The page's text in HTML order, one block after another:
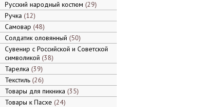
Русский народный костюм 29
Ручка 12
Самовар 48
Солдатик оловянный 50
Сувенир с Российской и Советской
символикой 38
Тарелка 39
Текстиль 26
Товары для пикника 35
Товары к Пасхе 24